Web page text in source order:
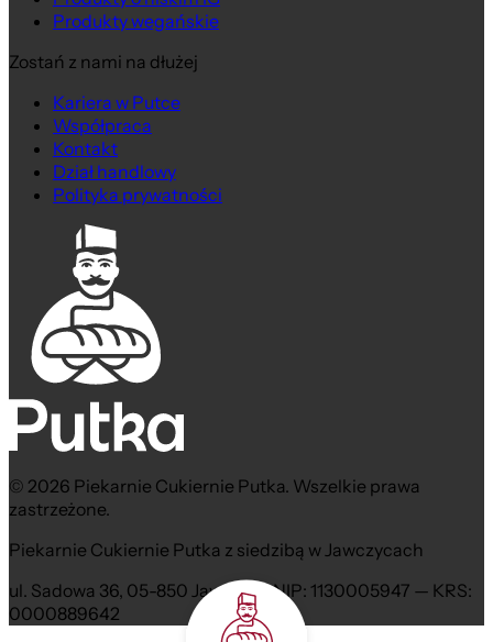
Produkty wegańskie
Zostań z nami na dłużej
Kariera w Putce
Współpraca
Kontakt
Dział handlowy
Polityka prywatności
© 2026 Piekarnie Cukiernie Putka. Wszelkie prawa
zastrzeżone.
Piekarnie Cukiernie Putka z siedzibą w Jawczycach
ul. Sadowa 36, 05-850 Jawczyce NIP: 1130005947 — KRS:
0000889642